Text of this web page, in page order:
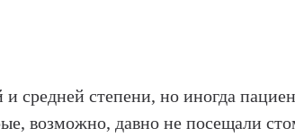
средней степени, но иногда
возможно, давно не посещали